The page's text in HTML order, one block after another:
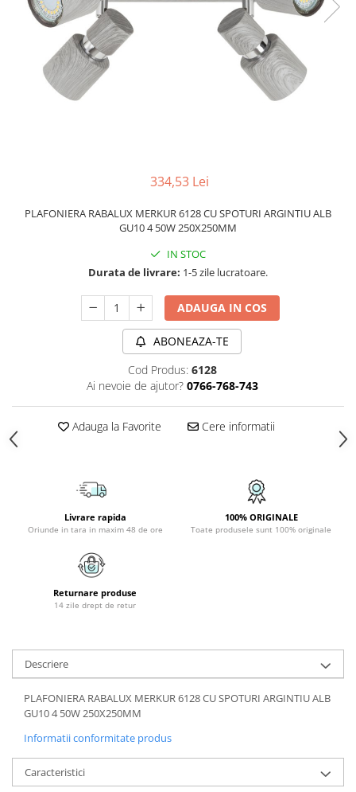
PLAFONIERE MODERNE
VEIOZE MODERNE
LAMPADARE MODERNE
SUSPENSII CU LED
SUSPENSII VINTAGE
PLAFONIERE VINTAGE
ACCESORII & CABLU VINTAGE
SUSPENSII COPII
SPOTURI APLICATE
LAMPI BAIE
LAMPADARE CRISTAL
VEIOZE COPII
334,53 Lei
PLAFONIERA RABALUX MERKUR 6128 CU SPOTURI ARGINTIU ALB
GU10 4 50W 250X250MM
IN STOC
Durata de livrare: 1-5 zile lucratoare.
ADAUGA IN COS
ABONEAZA-TE
Cod Produs: 6128
Ai nevoie de ajutor? 0766-768-743
Adauga la Favorite Cere informatii
Livrare rapida
Oriunde in tara in maxim 48 de ore
100% ORIGINALE
Toate produsele sunt 100% originale
Returnare produse
14 zile drept de retur
Descriere
PLAFONIERA RABALUX MERKUR 6128 CU SPOTURI ARGINTIU ALB
GU10 4 50W 250X250MM
Informatii conformitate produs
Caracteristici